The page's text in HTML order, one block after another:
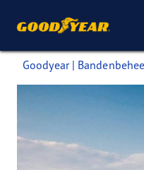
Goodyear |